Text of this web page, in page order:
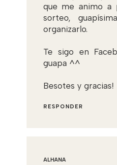
que me animo a
sorteo,
organizarlo.
Te sigo en
guapa ^^
Besotes y gracias!
RESPONDER
ALHANA